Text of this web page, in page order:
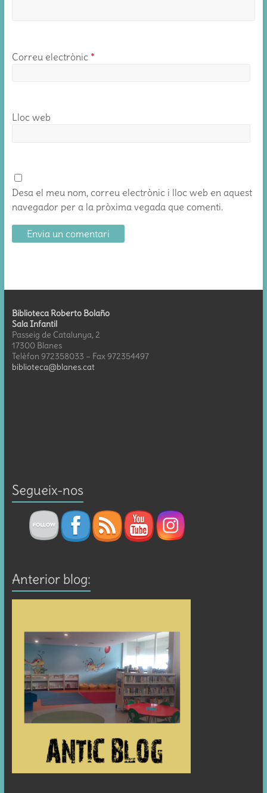
Correu electrònic *
Lloc web
Desa el meu nom, correu electrònic i lloc web en aquest
navegador per a la pròxima vegada que comenti.
Biblioteca Roberto Bolaño
Sala Infantil
Passeig de Catalunya, 2
17300 Blanes
Telèfon 972358033 – Fax 972354497
biblioteca@blanes.cat
Segueix-nos
Anterior blog: